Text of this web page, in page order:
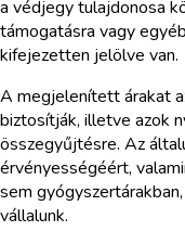
a védjegy tulajdonosa
támogatásra vagy
kifejezetten jelölve van.
A megjelenített árakat
biztosítják, illetve azok
összegyűjtésre. Az
érvényességéért,
sem
vállalunk.